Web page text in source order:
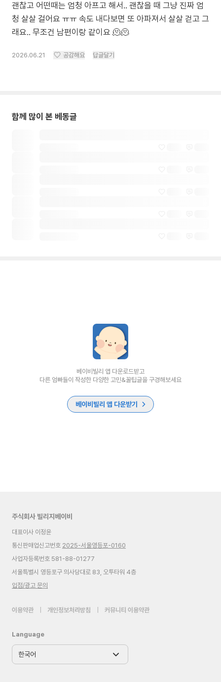
괜찮고 어떤때는 엄청 아프고 해서.. 괜찮을 때 그냥 진짜 엄
청 살살 걸어요 ㅠㅠ 속도 내다보면 또 아파져서 살살 걷고 그
래요.. 무조건 남편이랑 같이요 🫠🫠
2026.06.21 공감해요 답글달기
함께 많이 본 베동글
베이비빌리 앱 다운로드받고
다른 엄빠들이 작성한 다양한 고민&꿀팁글을 구경해보세요
베이비빌리 앱 다운받기
주식회사 빌리지베이비
대표이사 이정윤
통신판매업신고번호 2025-서울영등포-0160
사업자등록번호 581-88-01277
서울특별시 영등포구 의사당대로 83, 오투타워 4층
입점/광고 문의
이용약관 개인정보처리방침 커뮤니티 이용약관
Language